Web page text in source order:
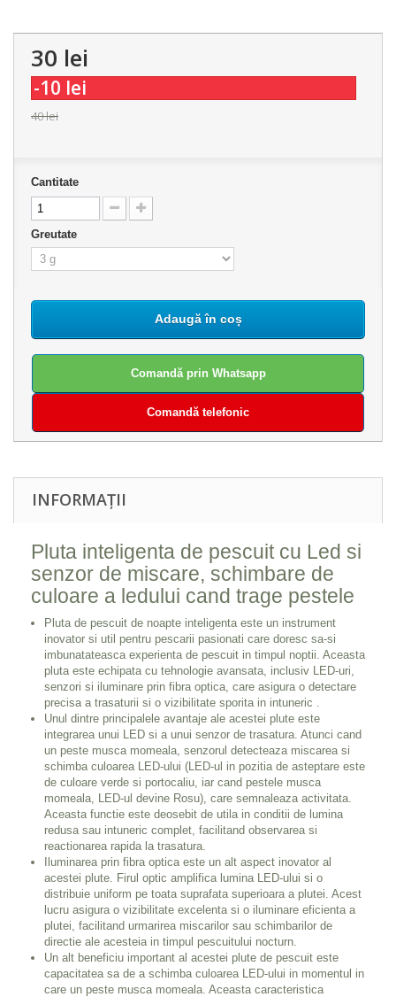
30 lei
-10 lei
40 lei
Cantitate
Greutate
Adaugă în coș
Comandă prin Whatsapp
Comandă telefonic
INFORMAȚII
Pluta inteligenta de pescuit cu Led si
senzor de miscare, schimbare de
culoare a ledului cand trage pestele
Pluta de pescuit de noapte inteligenta este un instrument
inovator si util pentru pescarii pasionati care doresc sa-si
imbunatateasca experienta de pescuit in timpul noptii. Aceasta
pluta este echipata cu tehnologie avansata, inclusiv LED-uri,
senzori si iluminare prin fibra optica, care asigura o detectare
precisa a trasaturii si o vizibilitate sporita in intuneric .
Unul dintre principalele avantaje ale acestei plute este
integrarea unui LED si a unui senzor de trasatura. Atunci cand
un peste musca momeala, senzorul detecteaza miscarea si
schimba culoarea LED-ului (LED-ul in pozitia de asteptare este
de culoare verde si portocaliu, iar cand pestele musca
momeala, LED-ul devine Rosu), care semnaleaza activitata.
Aceasta functie este deosebit de utila in conditii de lumina
redusa sau intuneric complet, facilitand observarea si
reactionarea rapida la trasatura.
Iluminarea prin fibra optica este un alt aspect inovator al
acestei plute. Firul optic amplifica lumina LED-ului si o
distribuie uniform pe toata suprafata superioara a plutei. Acest
lucru asigura o vizibilitate excelenta si o iluminare eficienta a
plutei, facilitand urmarirea miscarilor sau schimbarilor de
directie ale acesteia in timpul pescuitului nocturn.
Un alt beneficiu important al acestei plute de pescuit este
capacitatea sa de a schimba culoarea LED-ului in momentul in
care un peste musca momeala. Aceasta caracteristica